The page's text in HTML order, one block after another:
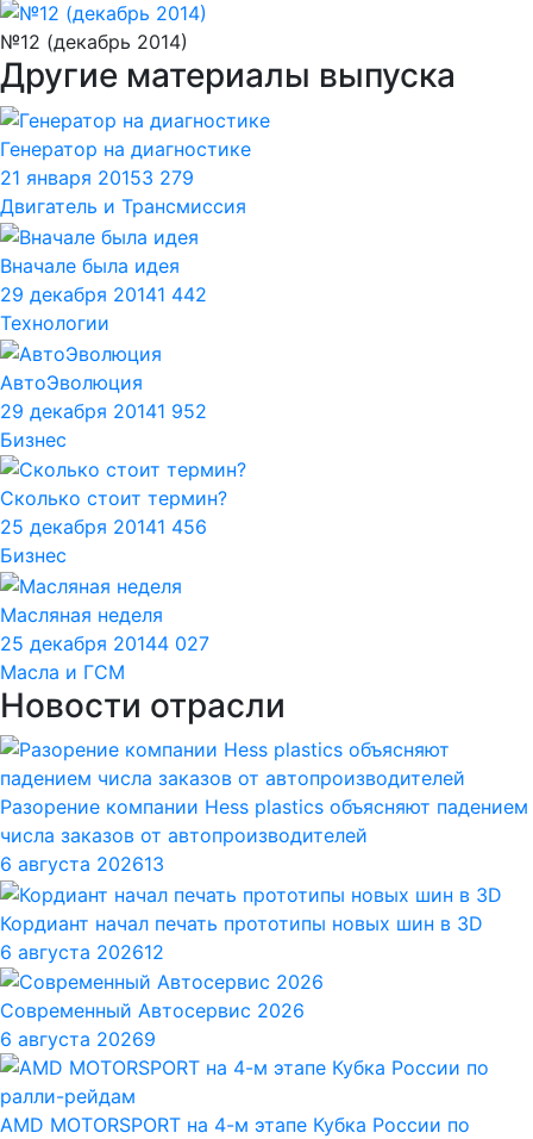
№12 (декабрь 2014)
Другие материалы выпуска
Генератор на диагностике
21 января 20153 279
Двигатель и Трансмиссия
Вначале была идея
29 декабря 20141 442
Технологии
АвтоЭволюция
29 декабря 20141 952
Бизнес
Сколько стоит термин?
25 декабря 20141 456
Бизнес
Масляная неделя
25 декабря 20144 027
Масла и ГСМ
Новости отрасли
Разорение компании Hess plastics объясняют падением
числа заказов от автопроизводителей
6 августа 202613
Кордиант начал печать прототипы новых шин в 3D
6 августа 202612
Современный Автосервис 2026
6 августа 20269
AMD MOTORSPORT на 4-м этапе Кубка России по